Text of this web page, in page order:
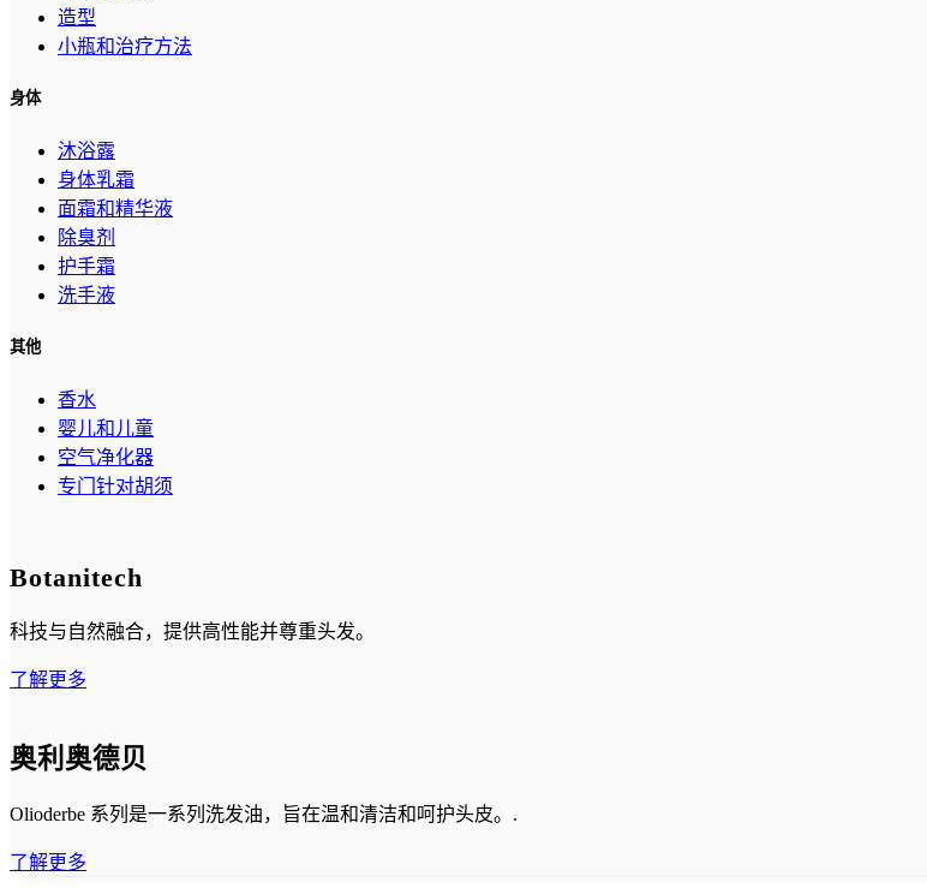
造型
小瓶和治疗方法
身体
沐浴露
身体乳霜
面霜和精华液
除臭剂
护手霜
洗手液
其他
香水
婴儿和儿童
空气净化器
专门针对胡须
Botanitech
科技与自然融合，提供高性能并尊重头发。
了解更多
奥利奥德贝
Olioderbe 系列是一系列洗发油，旨在温和清洁和呵护头皮。.
了解更多